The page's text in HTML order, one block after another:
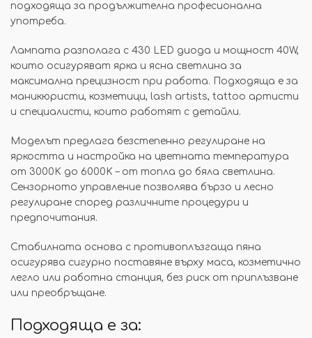
подходяща за продължителна професионална
употреба.
Лампата разполага с 430 LED диода и мощност 40W,
които осигуряват ярка и ясна светлина за
максимална прецизност при работа. Подходяща е за
маникюристи, козметици, lash artists, tattoo артисти
и специалисти, които работят с детайли.
Моделът предлага безстепенно регулиране на
яркостта и настройка на цветната температура
от 3000K до 6000K – от топла до бяла светлина.
Сензорното управление позволява бързо и лесно
регулиране според различните процедури и
предпочитания.
Стабилната основа с противоплъзгаща пяна
осигурява сигурно поставяне върху маса, козметично
легло или работна станция, без риск от приплъзване
или преобръщане.
Подходяща е за: